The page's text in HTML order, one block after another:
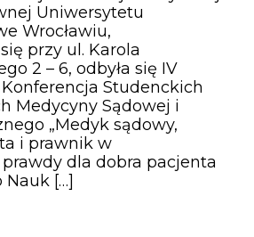
Uniwersytetu
Wrocławiu,
przy ul. Karola
2 – 6, odbyła się IV
Studenckich
Medycyny Sądowej i
„Medyk sądowy,
i prawnik w
dla dobra pacjenta
Nauk […]